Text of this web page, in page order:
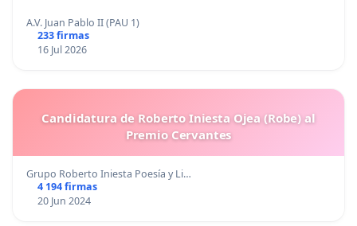
A.V. Juan Pablo II (PAU 1)
233 firmas
16 Jul 2026
Candidatura de Roberto Iniesta Ojea (Robe) al
Premio Cervantes
Grupo Roberto Iniesta Poesía y Li…
4 194 firmas
20 Jun 2024